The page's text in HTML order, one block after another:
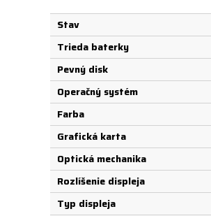
Stav
Trieda baterky
Pevný disk
Operačný systém
Farba
Grafická karta
Optická mechanika
Rozlíšenie displeja
Typ displeja